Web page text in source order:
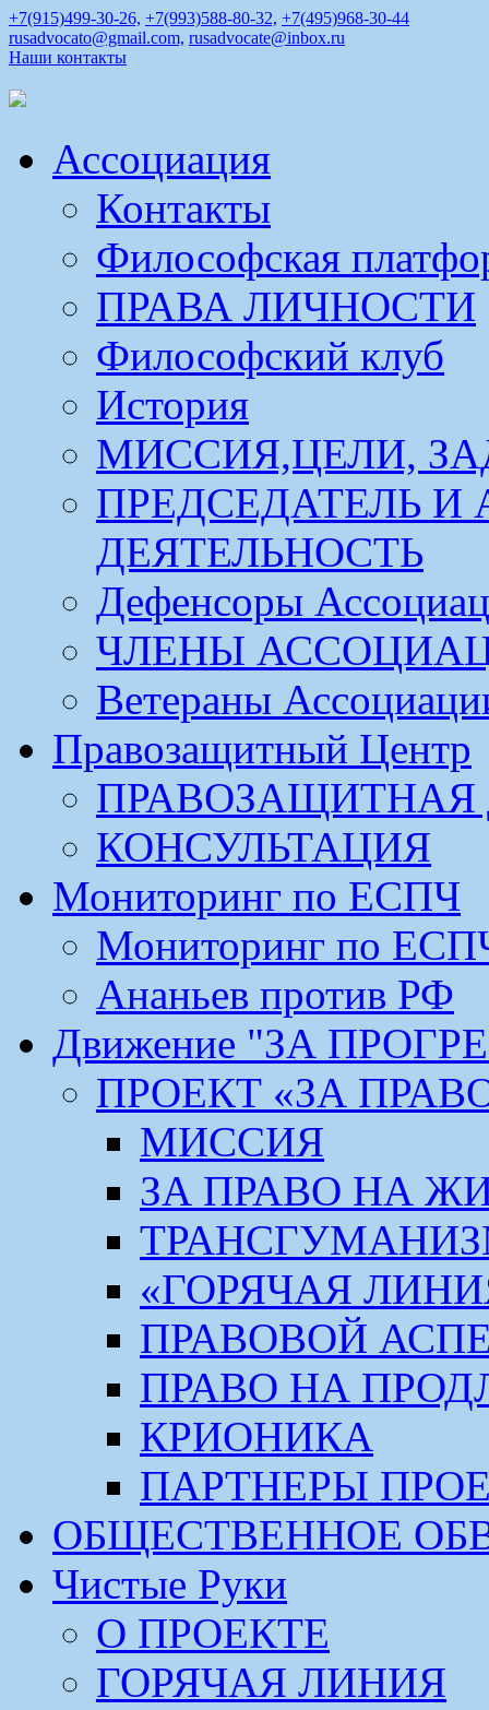
+7(915)499-30-26, +7(993)588-80-32, +7(495)968-30-44
rusadvocato@gmail.com, rusadvocate@inbox.ru
Наши контакты
Ассоциация
Контакты
Философская
ПРАВА ЛИЧНОСТИ
Философский клуб
История
МИССИЯ,ЦЕЛИ,
ПРЕДСЕДАТЕЛЬ И
ДЕЯТЕЛЬНОСТЬ
Дефенсоры
ЧЛЕНЫ
Ветераны
Правозащитный Центр
ПРАВОЗАЩИТНАЯ
КОНСУЛЬТАЦИЯ
Мониторинг по ЕСПЧ
Мониторинг по
Ананьев против РФ
Движение "ЗА
ПРОЕКТ «ЗА
МИССИЯ
ЗА ПРАВО НА
«ГОРЯЧАЯ
ПРАВОВОЙ
ПРАВО НА
КРИОНИКА
ПАРТНЕРЫ
ОБЩЕСТВЕННОЕ
Чистые Руки
О ПРОЕКТЕ
ГОРЯЧАЯ ЛИНИЯ